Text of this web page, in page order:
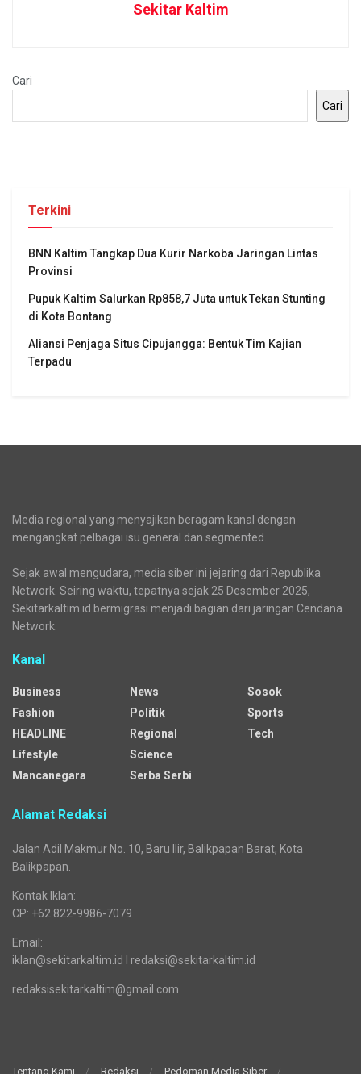
Sekitar Kaltim
Cari
Cari
Terkini
BNN Kaltim Tangkap Dua Kurir Narkoba Jaringan Lintas
Provinsi
Pupuk Kaltim Salurkan Rp858,7 Juta untuk Tekan Stunting
di Kota Bontang
Aliansi Penjaga Situs Cipujangga: Bentuk Tim Kajian
Terpadu
Media regional yang menyajikan beragam kanal dengan
mengangkat pelbagai isu general dan segmented.
Network. Seiring waktu, tepatnya sejak 25 Desember 2025,
Network.
Business
Fashion
Lifestyle
News
Politik
Jalan Adil Makmur No. 10, Baru Ilir, Balikpapan Barat, Kota
Kontak Iklan: